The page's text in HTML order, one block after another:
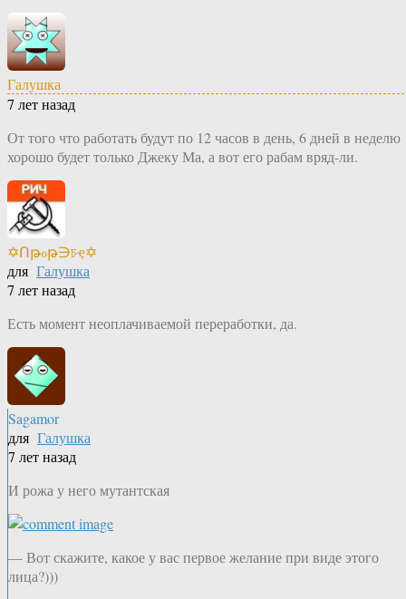
Галушка
7 лет назад
От того что работать будут по 12 часов в день, 6 дней в неделю
хорошо будет только Джеку Ма, а вот его рабам вряд-ли.
✡Ոթℴթ∋চҿ✡
для Галушка
7 лет назад
Есть момент неоплачиваемой переработки, да.
Sagamor
для Галушка
7 лет назад
И рожа у него мутантская
— Вот скажите, какое у вас первое желание при виде этого
лица?)))